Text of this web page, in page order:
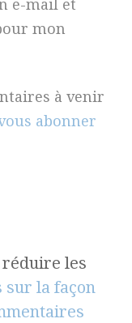
e-mail et
mon
à venir
abonner
les
sur la façon